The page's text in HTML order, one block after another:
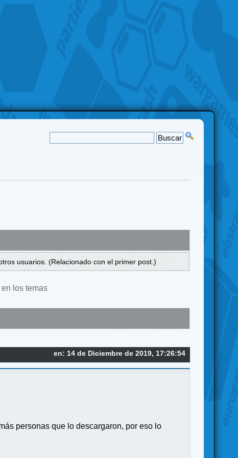
usuarios. (Relacionado con el primer post.)
los temas
en: 14 de Diciembre de 2019, 17:26:54
personas que lo descargaron, por eso lo